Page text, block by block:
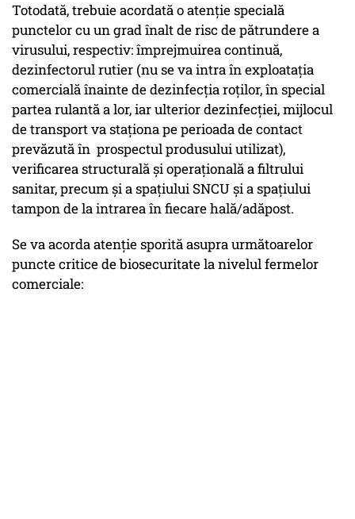
Totodată, trebuie acordată o atenție specială
punctelor cu un grad înalt de risc de pătrundere a
virusului, respectiv: împrejmuirea continuă,
dezinfectorul rutier (nu se va intra în exploatația
comercială înainte de dezinfecția roților, în special
partea rulantă a lor, iar ulterior dezinfecției, mijlocul
de transport va staționa pe perioada de contact
prevăzută în prospectul produsului utilizat),
verificarea structurală și operațională a filtrului
sanitar, precum și a spațiului SNCU și a spațiului
tampon de la intrarea în fiecare hală/adăpost.
Se va acorda atenție sporită asupra următoarelor
puncte critice de biosecuritate la nivelul fermelor
comerciale: